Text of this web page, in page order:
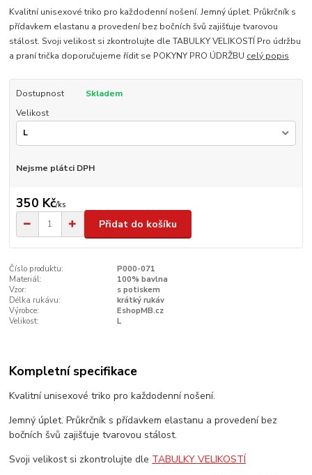
Kvalitní unisexové triko pro každodenní nošení. Jemný úplet. Průkrčník s
přídavkem elastanu a provedení bez bočních švů zajišťuje tvarovou
stálost. Svoji velikost si zkontrolujte dle TABULKY VELIKOSTÍ Pro údržbu
a praní trička doporučujeme řídit se POKYNY PRO ÚDRŽBU celý popis
Dostupnost
Skladem
Velikost
Nejsme plátci DPH
350 Kč/ks
Přidat do košíku
Číslo produktu:
P000-071
Materiál:
100% bavlna
Vzor:
s potiskem
Délka rukávu:
krátký rukáv
Výrobce:
EshopMB.cz
Velikost:
L
Kompletní specifikace
Kvalitní unisexové triko pro každodenní nošení.
Jemný úplet. Průkrčník s přídavkem elastanu a provedení bez
bočních švů zajišťuje tvarovou stálost.
Svoji velikost si zkontrolujte dle TABULKY VELIKOSTÍ